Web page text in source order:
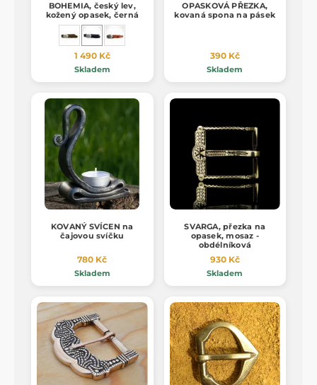
BOHEMIA, český lev,
kožený opasek, černá
1 490 Kč
Skladem
OPASKOVÁ PŘEZKA,
kovaná spona na pásek
390 Kč
Skladem
KOVANÝ SVÍCEN na
čajovou svíčku
780 Kč
Skladem
SVARGA, přezka na
opasek, mosaz -
obdélníková
930 Kč
Skladem